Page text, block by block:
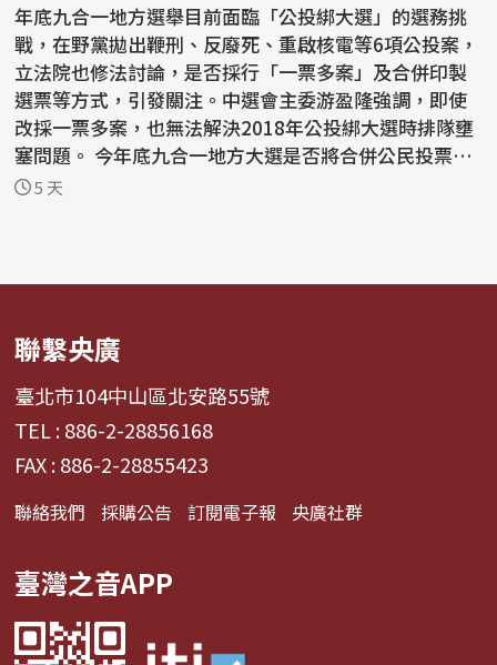
年底九合一地方選舉目前面臨「公投綁大選」的選務挑
戰，在野黨拋出鞭刑、反廢死、重啟核電等6項公投案，
立法院也修法討論，是否採行「一票多案」及合併印製
選票等方式，引發關注。中選會主委游盈隆強調，即使
改採一票多案，也無法解決2018年公投綁大選時排隊壅
塞問題。 今年底九合一地方大選是否將合併公民投票，
面臨...
5 天
聯繫央廣
臺北市104中山區北安路55號
TEL : 886-2-28856168
FAX : 886-2-28855423
聯絡我們 採購公告 訂閱電子報 央廣社群
臺灣之音APP